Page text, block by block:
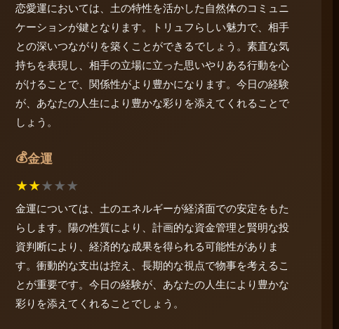
恋愛運においては、土の特性を活かした自然体のコミュニ
ケーションが鍵となります。トリュフらしい魅力で、相手
との深いつながりを築くことができるでしょう。素直な気
持ちを表現し、相手の立場に立った思いやりある行動を心
がけることで、関係性がより豊かになります。今日の経験
が、あなたの人生により豊かな彩りを添えてくれることで
しょう。
💰金運
★★★★★
金運については、土のエネルギーが経済面での安定をもた
らします。陽の性質により、計画的な資金管理と賢明な投
資判断により、経済的な成果を得られる可能性がありま
す。衝動的な支出は控え、長期的な視点で物事を考えるこ
とが重要です。今日の経験が、あなたの人生により豊かな
彩りを添えてくれることでしょう。